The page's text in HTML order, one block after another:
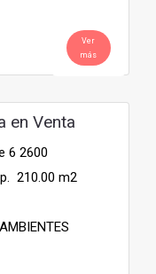
Ver
más
en Venta
6 2600
210.00 m2